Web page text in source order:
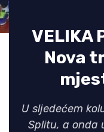
VELIKA
Nova
U sljedećem
Splitu, a onda